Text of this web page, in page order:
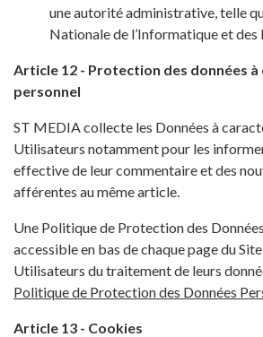
une autorité administrative, telle
Nationale de l’Informatique et des
Article 12 - Protection des données
personnel
ST MEDIA collecte les Données à
Utilisateurs notamment pour les
effective de leur commentaire et des
afférentes au même article.
Une Politique de Protection des
accessible en bas de chaque page du
Utilisateurs du traitement de leurs
Politique de Protection des Données
Article 13 - Cookies